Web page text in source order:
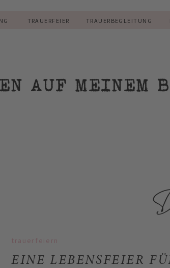
TRAUERFEIER TRAUERBEGLEITUNG
AUF MEINEM
EINE LEBENSFEIER
trauerfeiern